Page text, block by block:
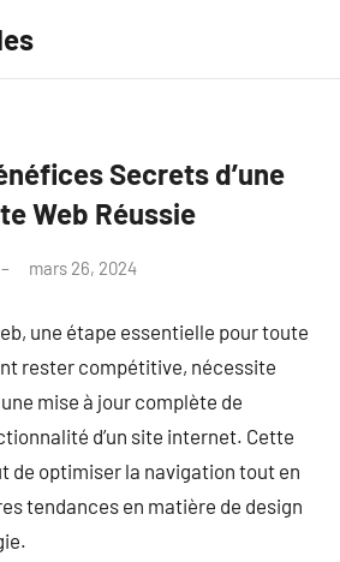
Secrets d’une
Web Réussie
mars 26, 2024
une étape essentielle pour toute
rester compétitive, nécessite
mise à jour complète de
d’un site internet. Cette
de optimiser la navigation tout en
tendances en matière de design